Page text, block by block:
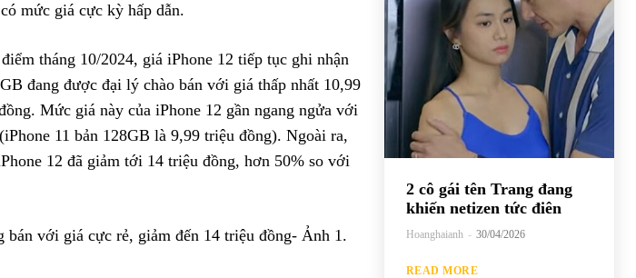
mức giá cực kỳ hấp dẫn.
tháng 10/2024, giá iPhone 12 tiếp tục ghi nhận
đang được đại lý chào bán với giá thấp nhất 10,99
Mức giá này của iPhone 12 gần ngang ngửa với
11 bản 128GB là 9,99 triệu đồng). Ngoài ra,
12 đã giảm tới 14 triệu đồng, hơn 50% so với
2 cô gái tên Trang đang
khiến netizen tức điên
Hoanghaianh - 30/04/2026
READ MORE